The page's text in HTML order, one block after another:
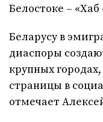
Белостоке –
Беларусу в
диаспоры
крупных
страницы в
отмечает